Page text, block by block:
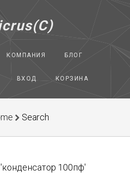
КОМПАНИЯ БЛОГ
ВХОД КОРЗИНА
Search
100пф'